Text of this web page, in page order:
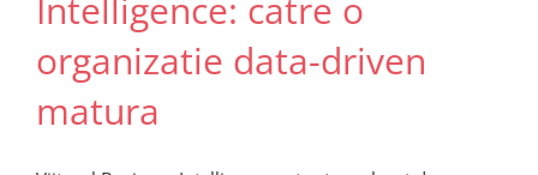
Intelligence: catre o
organizatie data-driven
matura